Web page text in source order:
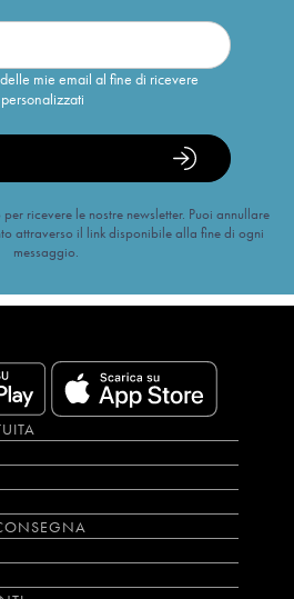
mie email al fine di ricevere
ricevere le nostre newsletter. Puoi annullare
attraverso il link disponibile alla fine di ogni
messaggio.